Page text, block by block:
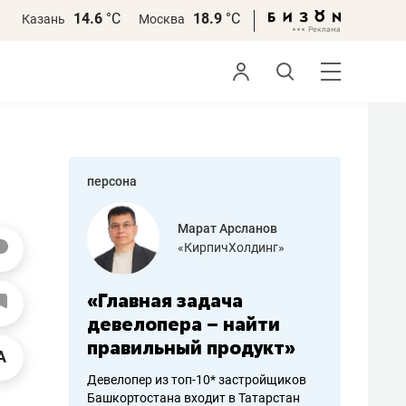
Казань 14.6 °С Москва 18.9 °С
персона
Марат Арсланов
«КирпичХолдинг»
«Главная задача
девелопера – найти
правильный продукт»
Девелопер из топ-10* застройщиков
Башкортостана входит в Татарстан